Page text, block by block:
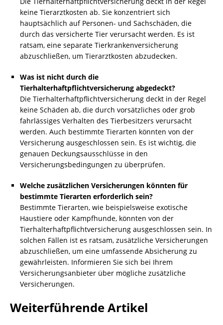
keine Tierarztkosten ab. Sie konzentriert sich
hauptsächlich auf Personen- und Sachschäden, die
durch das versicherte Tier verursacht werden. Es ist
ratsam, eine separate Tierkrankenversicherung
abzuschließen, um Tierarztkosten abzudecken.
Was ist nicht durch die
Tierhalterhaftpflichtversicherung abgedeckt?
Die Tierhalterhaftpflichtversicherung deckt in der Regel
keine Schäden ab, die durch vorsätzliches oder grob
fahrlässiges Verhalten des Tierbesitzers verursacht
werden. Auch bestimmte Tierarten könnten von der
Versicherung ausgeschlossen sein. Es ist wichtig, die
genauen Deckungsausschlüsse in den
Versicherungsbedingungen zu überprüfen.
Welche zusätzlichen Versicherungen könnten für
bestimmte Tierarten erforderlich sein?
Bestimmte Tierarten, wie beispielsweise exotische
Haustiere oder Kampfhunde, könnten von der
Tierhalterhaftpflichtversicherung ausgeschlossen sein. In
solchen Fällen ist es ratsam, zusätzliche Versicherungen
abzuschließen, um eine umfassende Absicherung zu
gewährleisten. Informieren Sie sich bei Ihrem
Versicherungsanbieter über mögliche zusätzliche
Versicherungen.
Weiterführende Artikel